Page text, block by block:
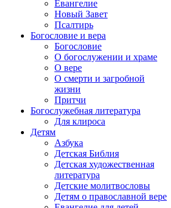
Евангелие
Новый Завет
Псалтирь
Богословие и вера
Богословие
О богослужении и храме
О вере
О смерти и загробной
жизни
Притчи
Богослужебная литература
Для клироса
Детям
Азбука
Детская Библия
Детская художественная
литература
Детские молитвословы
Детям о православной вере